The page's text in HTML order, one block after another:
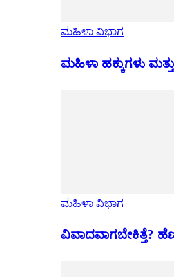
ಮಹಿಳಾ ವಿಭಾಗ
ಮಹಿಳಾ ಹಕ್ಕುಗಳು
ಮಹಿಳಾ ವಿಭಾಗ
ವಿವಾದವಾಗಬೇಕಿತ್ತೆ?